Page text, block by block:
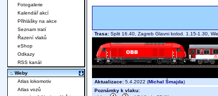
Trasa: Split 16.40, Zagreb Glavni kolod. 1.15-1.30,
Aktualizace: 5.4.2022 (Michal Šmajda)
Poznámky k vlaku:
Fotogalerie
Kalendář akcí
Přihlášky na akce
Seznam tratí
Řazení vlaků
eShop
Odkazy
RSS kanál
:. Weby
Atlas lokomotiv
Atlas vozů